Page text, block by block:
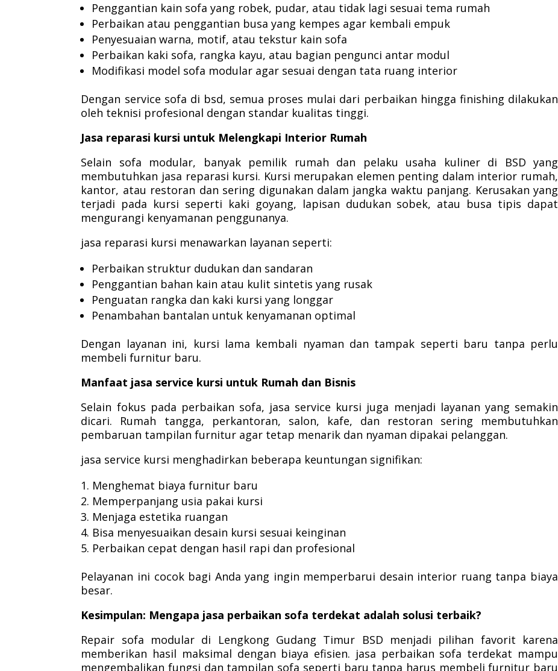
Penggantian kain sofa yang robek, pudar, atau tidak lagi sesuai tema rumah
Perbaikan atau penggantian busa yang kempes agar kembali empuk
Penyesuaian warna, motif, atau tekstur kain sofa
Perbaikan kaki sofa, rangka kayu, atau bagian pengunci antar modul
Modifikasi model sofa modular agar sesuai dengan tata ruang interior
Dengan service sofa di bsd, semua proses mulai dari perbaikan hingga finishing dilakukan
oleh teknisi profesional dengan standar kualitas tinggi.
Jasa reparasi kursi untuk Melengkapi Interior Rumah
Selain sofa modular, banyak pemilik rumah dan pelaku usaha kuliner di BSD yang
membutuhkan jasa reparasi kursi. Kursi merupakan elemen penting dalam interior rumah,
kantor, atau restoran dan sering digunakan dalam jangka waktu panjang. Kerusakan yang
terjadi pada kursi seperti kaki goyang, lapisan dudukan sobek, atau busa tipis dapat
mengurangi kenyamanan penggunanya.
jasa reparasi kursi menawarkan layanan seperti:
Perbaikan struktur dudukan dan sandaran
Penggantian bahan kain atau kulit sintetis yang rusak
Penguatan rangka dan kaki kursi yang longgar
Penambahan bantalan untuk kenyamanan optimal
Dengan layanan ini, kursi lama kembali nyaman dan tampak seperti baru tanpa perlu
membeli furnitur baru.
Manfaat jasa service kursi untuk Rumah dan Bisnis
Selain fokus pada perbaikan sofa, jasa service kursi juga menjadi layanan yang semakin
dicari. Rumah tangga, perkantoran, salon, kafe, dan restoran sering membutuhkan
pembaruan tampilan furnitur agar tetap menarik dan nyaman dipakai pelanggan.
jasa service kursi menghadirkan beberapa keuntungan signifikan:
Menghemat biaya furnitur baru
Memperpanjang usia pakai kursi
Menjaga estetika ruangan
Bisa menyesuaikan desain kursi sesuai keinginan
Perbaikan cepat dengan hasil rapi dan profesional
Pelayanan ini cocok bagi Anda yang ingin memperbarui desain interior ruang tanpa biaya
besar.
Kesimpulan: Mengapa jasa perbaikan sofa terdekat adalah solusi terbaik?
Repair sofa modular di Lengkong Gudang Timur BSD menjadi pilihan favorit karena
memberikan hasil maksimal dengan biaya efisien. jasa perbaikan sofa terdekat mampu
mengembalikan fungsi dan tampilan sofa seperti baru tanpa harus membeli furnitur baru